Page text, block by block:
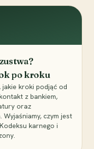
po kroku
jakie kroki podjąć od
z bankiem,
oraz
czym jest
karnego i